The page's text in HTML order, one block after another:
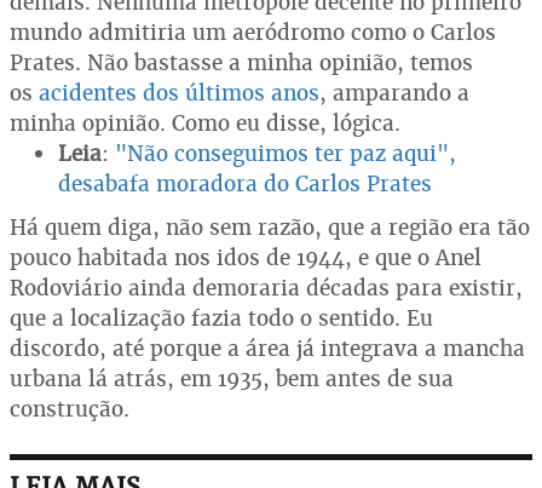
mundo admitiria um aeródromo como o Carlos
Prates. Não bastasse a minha opinião, temos
os acidentes dos últimos anos, amparando a
minha opinião. Como eu disse, lógica.
Leia: "Não conseguimos ter paz aqui",
desabafa moradora do Carlos Prates
Há quem diga, não sem razão, que a região era tão
pouco habitada nos idos de 1944, e que o Anel
Rodoviário ainda demoraria décadas para existir,
que a localização fazia todo o sentido. Eu
discordo, até porque a área já integrava a mancha
urbana lá atrás, em 1935, bem antes de sua
construção.